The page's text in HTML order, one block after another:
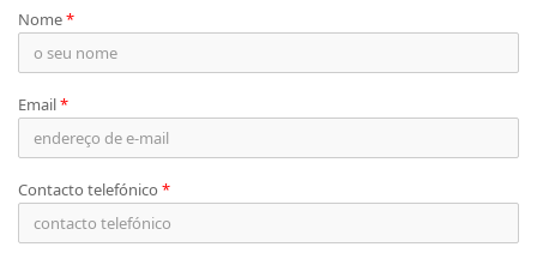
Nome*
Email*
Contacto telefónico *